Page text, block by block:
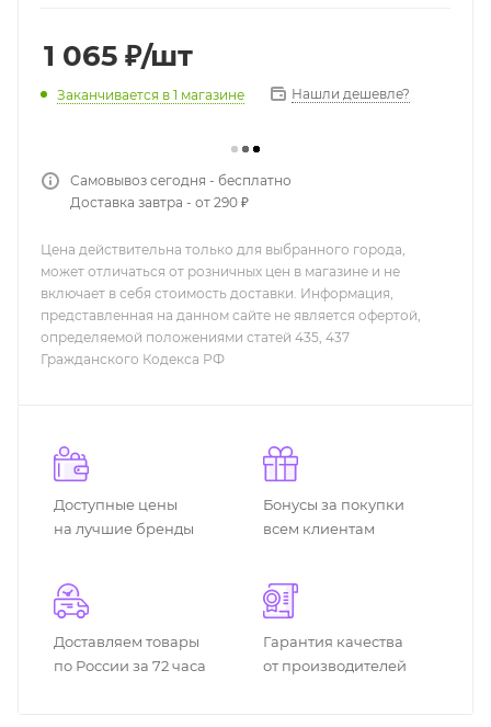
1 065 ₽/шт
Заканчивается в 1 магазине Нашли дешевле?
Самовывоз сегодня - бесплатно
Доставка завтра - от 290 ₽
Цена действительна только для выбранного города,
может отличаться от розничных цен в магазине и не
включает в себя стоимость доставки. Информация,
представленная на данном сайте не является офертой,
определяемой положениями статей 435, 437
Гражданского Кодекса РФ
Доступные цены
на лучшие бренды
Бонусы за покупки
всем клиентам
Доставляем товары
по России за 72 часа
Гарантия качества
от производителей